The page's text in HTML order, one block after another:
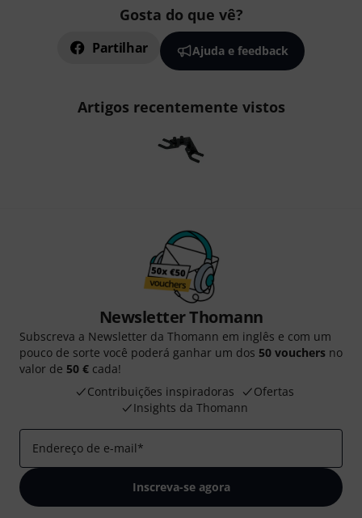
Gosta do que vê?
Partilhar Ajuda e feedback
Artigos recentemente vistos
Newsletter Thomann
Subscreva a Newsletter da Thomann em inglês e com um
pouco de sorte você poderá ganhar um dos 50 vouchers no
valor de 50 € cada!
Contribuições inspiradoras
Ofertas
Insights da Thomann
Endereço de e-mail*
Inscreva-se agora